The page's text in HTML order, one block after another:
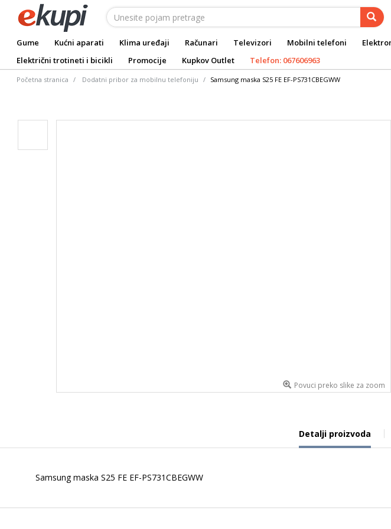
Gume Kućni aparati Klima uređaji Računari Televizori Mobilni telefoni
Električni trotineti i bicikli
Promocije Kupkov Outlet Telefon: 067606963
Početna stranica Dodatni pribor za mobilnu telefoniju Samsung maska S25 FE EF-PS731CBEGWW
Povuci preko slike za zoom
Detalji proizvoda
Samsung maska S25 FE EF-PS731CBEGWW